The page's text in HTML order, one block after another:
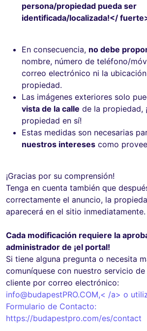
persona/propiedad pueda ser
identificada/localizada!</
En consecuencia, no debe
nombre, número de teléfono/
correo electrónico ni la
propiedad.
Las imágenes exteriores solo
vista de la calle de la propiedad,
propiedad en sí!
Estas medidas son necesarias
nuestros intereses como
¡Gracias por su comprensión!
Tenga en cuenta también que
correctamente el anuncio, la
aparecerá en el sitio inmediatamente.
Cada modificación requiere la
administrador de ¡el portal!
Si tiene alguna pregunta o necesita
comuníquese con nuestro servicio
cliente por correo electrónico:
info@budapestPRO.COM,< /a> o
Formulario de Contacto:
https://budapestpro.com/es/contact